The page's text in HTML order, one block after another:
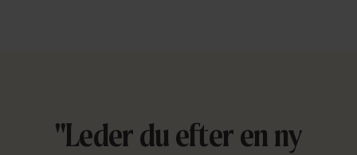
"Leder du efter en ny